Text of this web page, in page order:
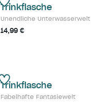
Trinkflasche
Unendliche Unterwasserwelt
14,99 €
Trinkflasche
Fabelhafte Fantasiewelt